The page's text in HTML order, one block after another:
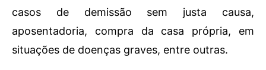
casos de demissão sem justa causa,
aposentadoria, compra da casa própria, em
situações de doenças graves, entre outras.